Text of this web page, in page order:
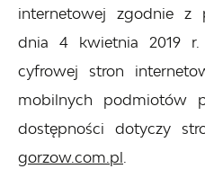
internetowej zgodnie z
dnia 4 kwietnia 2019 r.
cyfrowej stron
mobilnych podmiotów
dostępności dotyczy
gorzow.com.pl.